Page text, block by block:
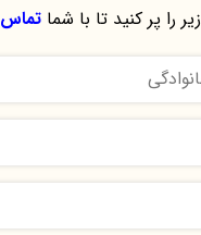
زیر را پر کنید تا با شماتماس